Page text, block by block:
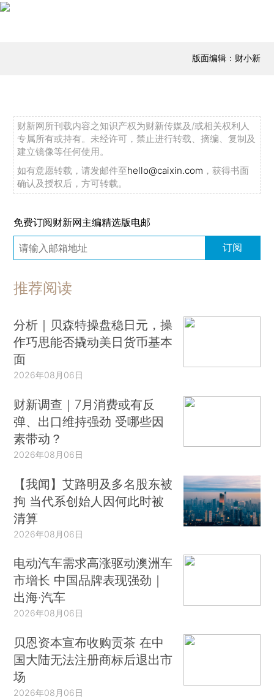
版面编辑：财小新
财新网所刊载内容之知识产权为财新传媒及/或相关权利人
专属所有或持有。未经许可，禁止进行转载、摘编、复制及
建立镜像等任何使用。
如有意愿转载，请发邮件至hello@caixin.com ，获得书面
确认及授权后，方可转载。
免费订阅财新网主编精选版电邮
订阅
推荐阅读
分析｜贝森特操盘稳日元，操
作巧思能否撬动美日货币基本
面
2026年08月06日
财新调查｜7月消费或有反
弹、出口维持强劲 受哪些因
素带动？
2026年08月06日
【我闻】艾路明及多名股东被
拘 当代系创始人因何此时被
清算
2026年08月06日
电动汽车需求高涨驱动澳洲车
市增长 中国品牌表现强劲｜
出海·汽车
2026年08月06日
贝恩资本宣布收购贡茶 在中
国大陆无法注册商标后退出市
场
2026年08月06日